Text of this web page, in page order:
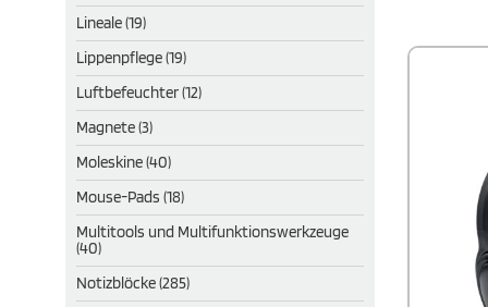
Lineale (19)
Lippenpflege (19)
Luftbefeuchter (12)
Magnete (3)
Moleskine (40)
Mouse-Pads (18)
Multitools und Multifunktionswerkzeuge
(40)
Notizblöcke (285)